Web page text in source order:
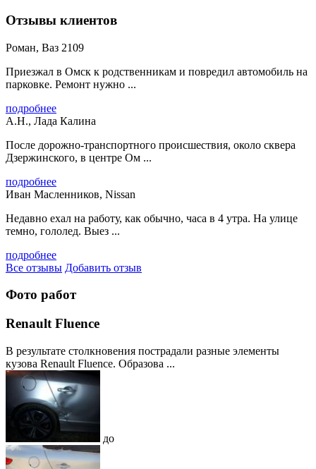
Отзывы клиентов
Роман, Ваз 2109
Приезжал в Омск к родственникам и повредил автомобиль на
парковке. Ремонт нужно ...
подробнее
А.Н., Лада Калина
После дорожно-транспортного происшествия, около сквера
Дзержинского, в центре Ом ...
подробнее
Иван Масленников, Nissan
Недавно ехал на работу, как обычно, часа в 4 утра. На улице
темно, гололед. Выез ...
подробнее
Все отзывы Добавить отзыв
Фото работ
Renault Fluence
В результате столкновения пострадали разные элементы
кузова Renault Fluence. Образова ...
до